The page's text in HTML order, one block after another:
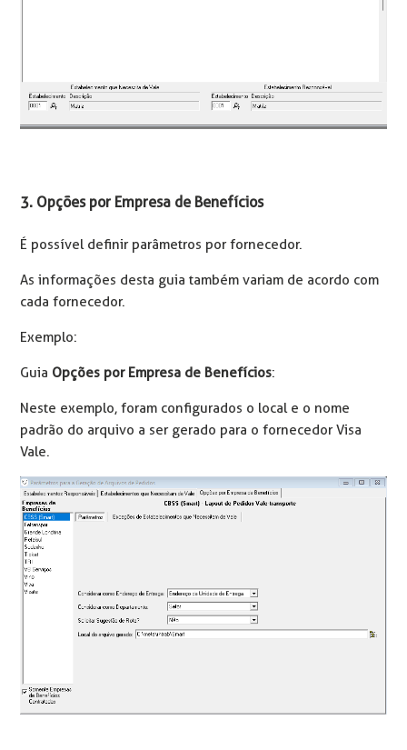
3. Opções por Empresa de Benefícios
É possível definir parâmetros por fornecedor.
As informações desta guia também variam de acordo com
cada fornecedor.
Exemplo:
Guia Opções por Empresa de Benefícios:
Neste exemplo, foram configurados o local e o nome
padrão do arquivo a ser gerado para o fornecedor Visa
Vale.